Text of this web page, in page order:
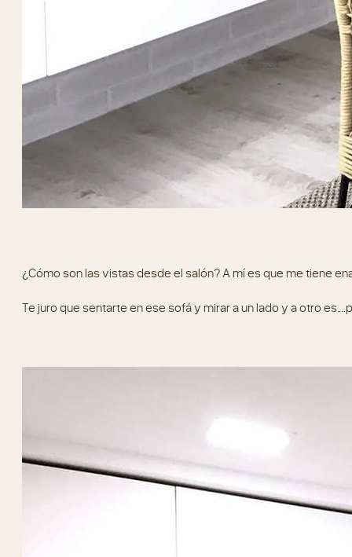
¿Cómo son las vistas desde el salón? A mí es que me tiene
Te juro que sentarte en ese sofá y mirar a un lado y a otro